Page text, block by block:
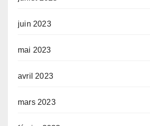
juin 2023
mai 2023
avril 2023
mars 2023